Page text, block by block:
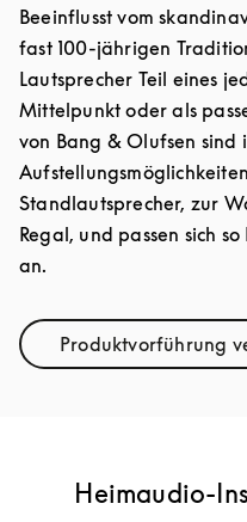
Beeinflusst vom
fast 100-jährigen
Lautsprecher Teil eines
Mittelpunkt oder als
von Bang & Olufsen sind
Standlautsprecher, zur
Regal, und passen sich
an.
Produktvorführung
Link
Heimaudio-